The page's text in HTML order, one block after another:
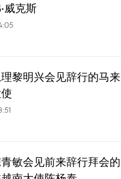
威克斯
黎明兴会见辞行的马来
敏会见前来辞行拜会的